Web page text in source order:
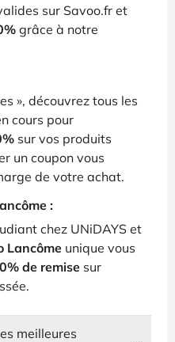
sur Savoo.fr et
grâce à notre
», découvrez tous les
cours pour
sur vos produits
un coupon vous
de votre achat.
:
chez UNiDAYS et
Lancôme unique vous
de remise sur
meilleures